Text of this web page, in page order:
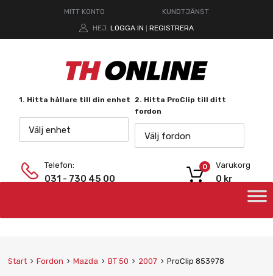
MITT KONTO
KUNDTJÄNST
HEJ. LOGGA IN REGISTRERA
1. Hitta hållare till din enhet
Välj enhet
2. Hitta ProClip till ditt
fordon
Välj fordon
Telefon:
031 - 730 45 00
Varukorg
0 kr
0
Start Fordon Mazda BT 50 2007 ProClip 853978